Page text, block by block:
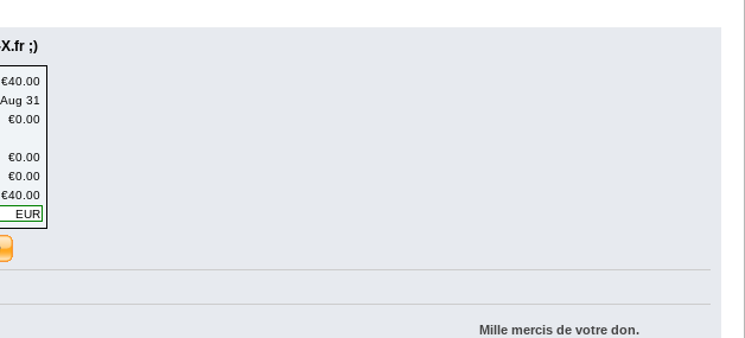
;)
€40.00
Aug 31
€0.00
€0.00
€0.00
€40.00
EUR
Mille mercis de votre don.